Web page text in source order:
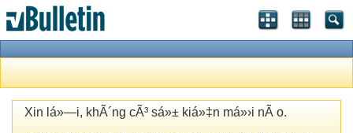
Xin lá»—i, khÃ´ng cÃ³ sá»± kiá»‡n má»›i nÃ o.